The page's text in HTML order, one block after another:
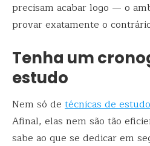
precisam acabar logo — o
provar exatamente o
Tenha um
estudo
Nem só de técnicas de estudo
Afinal, elas nem são tão
sabe ao que se dedicar em